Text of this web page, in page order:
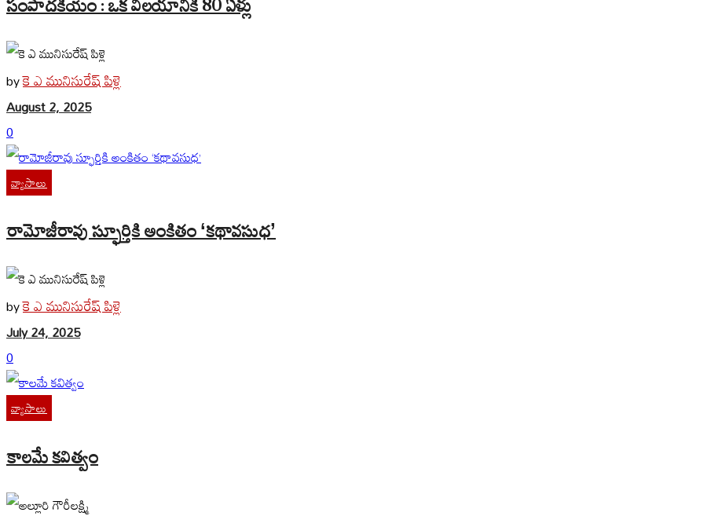
byకె ఎ మునిసురేష్ పిళ్లె
August 2, 2025
0
వ్యాసాలు
రామోజీరావు స్ఫూర్తికి అంకితం ‘కథావసుధ’
byకె ఎ మునిసురేష్ పిళ్లె
July 24, 2025
0
వ్యాసాలు
కాలమే కవిత్వం